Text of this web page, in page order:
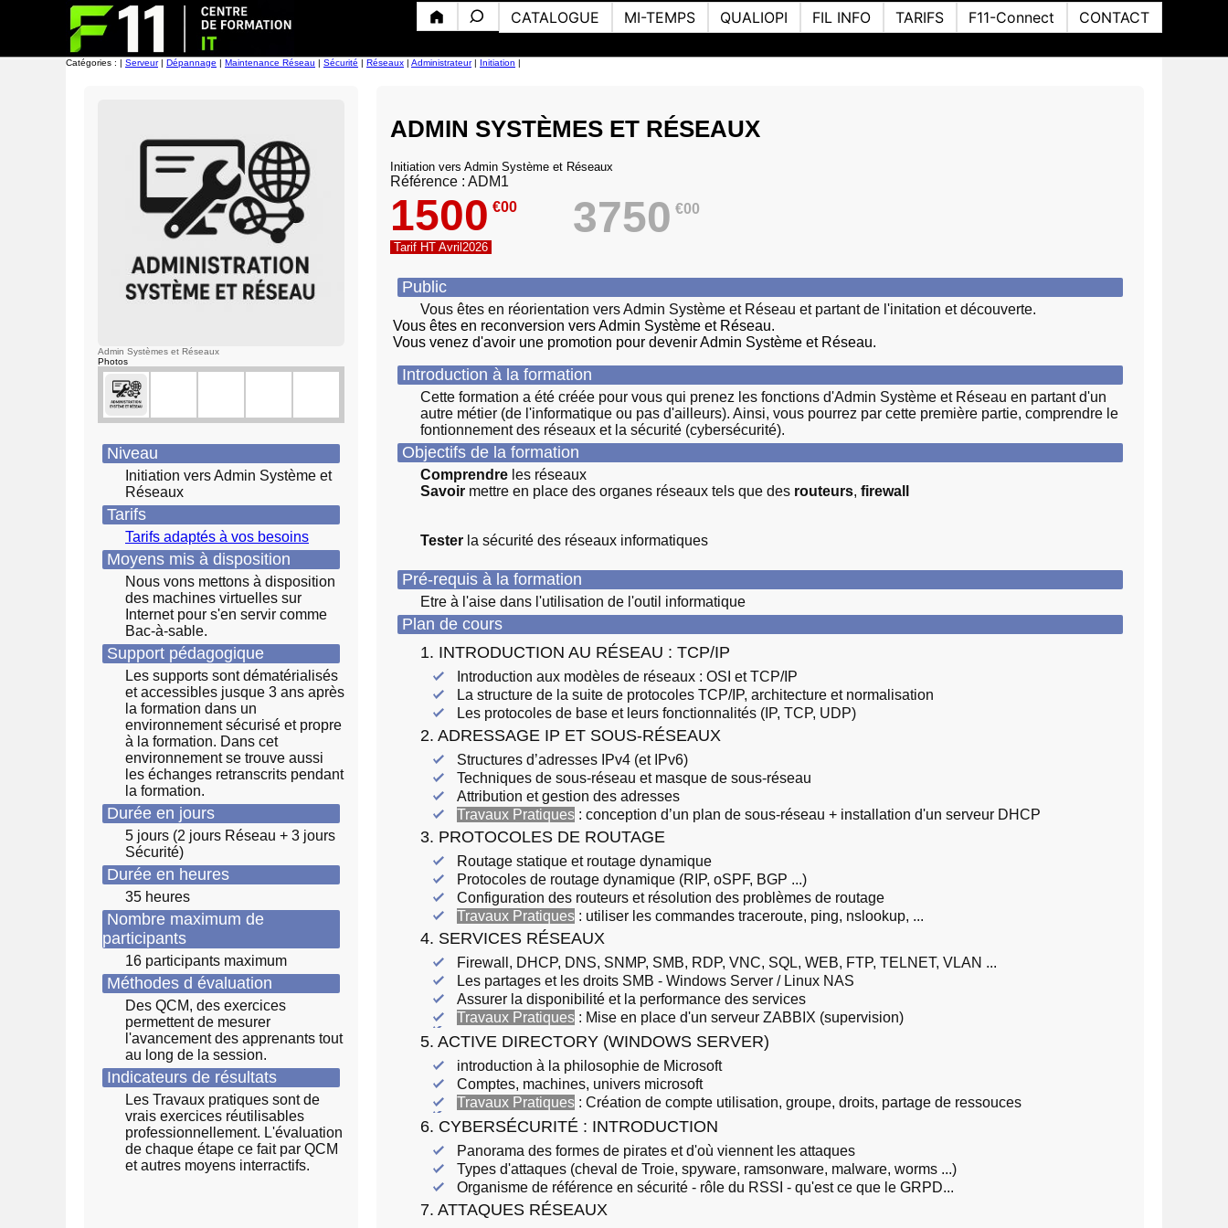
CATALOGUE MI-TEMPS QUALIOPI FIL INFO TARIFS F11-Connect CONTACT
Catégories : | Serveur| Dépannage | Maintenance Réseau | Sécurité | Réseaux | Administrateur| Initiation |
Admin Systèmes et Réseaux
Photos
Niveau
Initiation vers Admin Système et
Réseaux
Tarifs
Tarifs adaptés à vos besoins
Moyens mis à disposition
Nous vons mettons à disposition
des machines virtuelles sur
Internet pour s'en servir comme
Bac-à-sable.
Support pédagogique
Les supports sont dématérialisés
et accessibles jusque 3 ans après
la formation dans un
environnement sécurisé et propre
à la formation. Dans cet
environnement se trouve aussi
les échanges retranscrits pendant
la formation.
Durée en jours
5 jours (2 jours Réseau + 3 jours
Sécurité)
Durée en heures
35 heures
Nombre maximum de
participants
16 participants maximum
Méthodes d évaluation
Des QCM, des exercices
permettent de mesurer
l'avancement des apprenants tout
au long de la session.
Indicateurs de résultats
Les Travaux pratiques sont de
vrais exercices réutilisables
professionnellement. L'évaluation
de chaque étape ce fait par QCM
et autres moyens interractifs.
ADMIN SYSTÈMES ET RÉSEAUX
Initiation vers Admin Système et Réseaux
Référence : ADM1
1500 €00
Tarif HT Avril2026
3750 €00
Public
Vous êtes en réorientation vers Admin Système et Réseau et partant de l'initation et découverte.
Vous êtes en reconversion vers Admin Système et Réseau.
Vous venez d'avoir une promotion pour devenir Admin Système et Réseau.
Introduction à la formation
Cette formation a été créée pour vous qui prenez les fonctions d'Admin Système et Réseau en partant d'un
autre métier (de l'informatique ou pas d'ailleurs). Ainsi, vous pourrez par cette première partie, comprendre le
fontionnement des réseaux et la sécurité (cybersécurité).
Objectifs de la formation
Comprendre les réseaux
Savoir mettre en place des organes réseaux tels que des routeurs, firewall
Tester la sécurité des réseaux informatiques
Pré-requis à la formation
Etre à l'aise dans l'utilisation de l'outil informatique
Plan de cours
1. INTRODUCTION AU RÉSEAU : TCP/IP
Introduction aux modèles de réseaux : OSI et TCP/IP
La structure de la suite de protocoles TCP/IP, architecture et normalisation
Les protocoles de base et leurs fonctionnalités (IP, TCP, UDP)
2. ADRESSAGE IP ET SOUS-RÉSEAUX
Structures d’adresses IPv4 (et IPv6)
Techniques de sous-réseau et masque de sous-réseau
Attribution et gestion des adresses
Travaux Pratiques : conception d’un plan de sous-réseau + installation d'un serveur DHCP
3. PROTOCOLES DE ROUTAGE
Routage statique et routage dynamique
Protocoles de routage dynamique (RIP, oSPF, BGP ...)
Configuration des routeurs et résolution des problèmes de routage
Travaux Pratiques : utiliser les commandes traceroute, ping, nslookup, ...
4. SERVICES RÉSEAUX
Firewall, DHCP, DNS, SNMP, SMB, RDP, VNC, SQL, WEB, FTP, TELNET, VLAN ...
Les partages et les droits SMB - Windows Server / Linux NAS
Assurer la disponibilité et la performance des services
Travaux Pratiques : Mise en place d'un serveur ZABBIX (supervision)
5. ACTIVE DIRECTORY (WINDOWS SERVER)
introduction à la philosophie de Microsoft
Comptes, machines, univers microsoft
Travaux Pratiques : Création de compte utilisation, groupe, droits, partage de ressouces
6. CYBERSÉCURITÉ : INTRODUCTION
Panorama des formes de pirates et d'où viennent les attaques
Types d'attaques (cheval de Troie, spyware, ramsonware, malware, worms ...)
Organisme de référence en sécurité - rôle du RSSI - qu'est ce que le GRPD...
7. ATTAQUES RÉSEAUX